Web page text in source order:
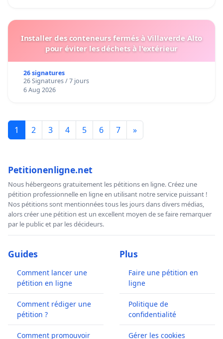
Installer des conteneurs fermés à Villaverde Alto
pour éviter les déchets à l'extérieur
26 signatures
26 Signatures / 7 jours
6 Aug 2026
1 2 3 4 5 6 7 »
Petitionenligne.net
Nous hébergeons gratuitement les pétitions en ligne. Créez une
pétition professionnelle en ligne en utilisant notre service puissant !
Nos pétitions sont mentionnées tous les jours dans divers médias,
alors créer une pétition est un excellent moyen de se faire remarquer
par le public et par les décideurs.
Guides
Comment lancer une
pétition en ligne
Comment rédiger une
pétition ?
Comment promouvoir
Plus
Faire une pétition en
ligne
Politique de
confidentialité
Gérer les cookies